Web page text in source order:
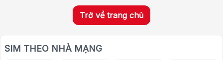
Trở về trang chủ
SIM THEO NHÀ MẠNG